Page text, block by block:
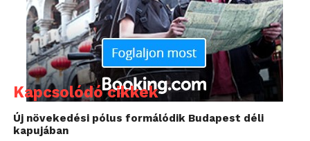
Kapcsolódó cikkek
Új növekedési pólus formálódik Budapest déli
kapujában